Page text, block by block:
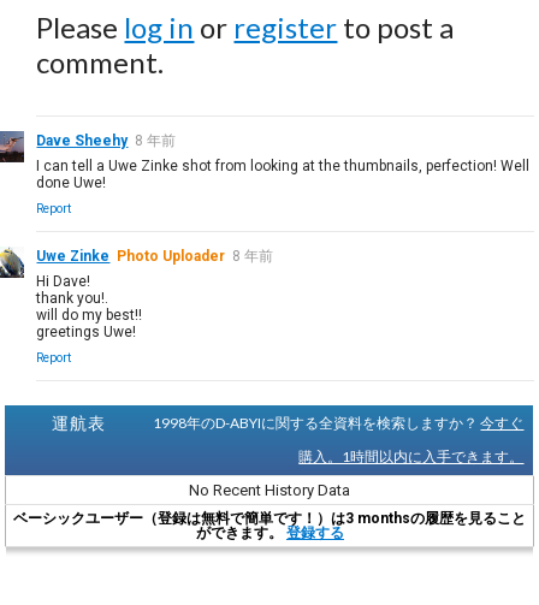
Please log in or register to post a
comment.
Dave Sheehy 8 年前
I can tell a Uwe Zinke shot from looking at the thumbnails, perfection! Well
done Uwe!
Report
Uwe Zinke Photo Uploader 8 年前
Hi Dave!
thank you!.
will do my best!!
greetings Uwe!
Report
運航表 1998年のD-ABYIに関する全資料を検索しますか？今すぐ
購入。1時間以内に入手できます。
No Recent History Data
ベーシックユーザー（登録は無料で簡単です！）は3 monthsの履歴を見ること
ができます。 登録する